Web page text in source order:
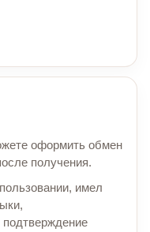
оформить обмен
получения.
имел